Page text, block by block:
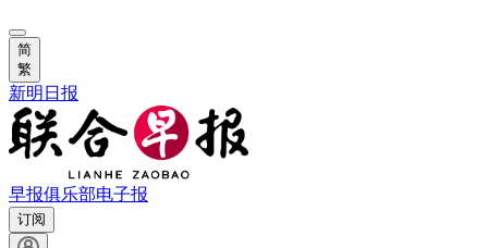
简
繁
新明日报
早报俱乐部电子报
订阅